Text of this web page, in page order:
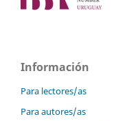
Información
Para lectores/as
Para autores/as